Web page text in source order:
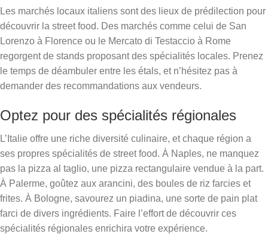
Les marchés locaux italiens sont des lieux de prédilection pour
découvrir la street food. Des marchés comme celui de San
Lorenzo à Florence ou le Mercato di Testaccio à Rome
regorgent de stands proposant des spécialités locales. Prenez
le temps de déambuler entre les étals, et n’hésitez pas à
demander des recommandations aux vendeurs.
Optez pour des spécialités régionales
L’Italie offre une riche diversité culinaire, et chaque région a
ses propres spécialités de street food. À Naples, ne manquez
pas la pizza al taglio, une pizza rectangulaire vendue à la part.
À Palerme, goûtez aux arancini, des boules de riz farcies et
frites. À Bologne, savourez un piadina, une sorte de pain plat
farci de divers ingrédients. Faire l’effort de découvrir ces
spécialités régionales enrichira votre expérience.